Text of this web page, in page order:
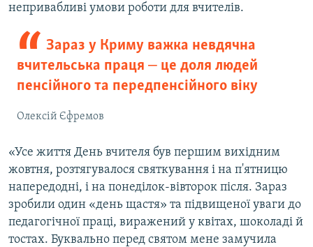
непривабливі умови роботи для вчителів.
Зараз у Криму важка невдячна
вчительська праця ‒ це доля людей
пенсійного та передпенсійного віку
Олексій Єфремов
«Усе життя День вчителя був першим вихідним
жовтня, розтягувалося святкування і на п'ятницю
напередодні, і на понеділок-вівторок після. Зараз
зробили один «день щастя» та підвищеної уваги до
педагогічної праці, виражений у квітах, шоколаді й
тостах. Буквально перед святом мене замучила